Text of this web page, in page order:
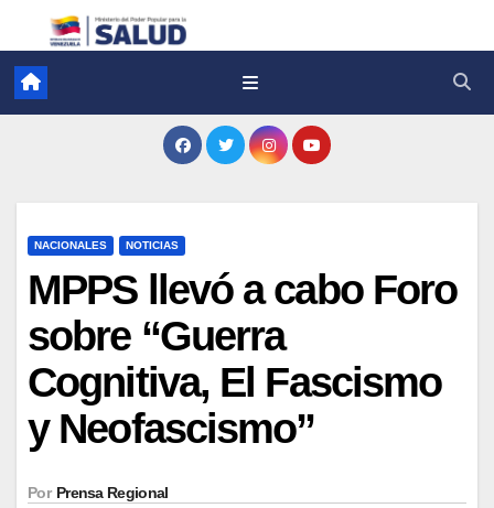
NACIONALES NOTICIAS
MPPS llevó a cabo Foro
sobre “Guerra
Cognitiva, El Fascismo
y Neofascismo”
Por Prensa Regional